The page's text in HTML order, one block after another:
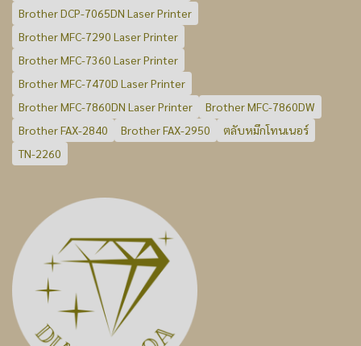
Brother DCP-7065DN Laser Printer
Brother MFC-7290 Laser Printer
Brother MFC-7360 Laser Printer
Brother MFC-7470D Laser Printer
Brother MFC-7860DN Laser Printer
Brother MFC-7860DW
Brother FAX-2840
Brother FAX-2950
ตลับหมึกโทนเนอร์
TN-2260